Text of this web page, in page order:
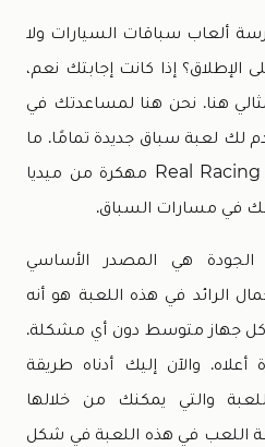
ألعاب سباقات السيارات ولا
إذا كانت إجابتك نعم،
هنا. نحن هنا لمساعدتك في
لك لعبة سباق جديدة تمامًا. ما
عليك سوى تحميل لعبة Real Racing 3 مهكرة من ميديا
في مسارات السباق.
الجودة هي المصدر الأساسي
الرائد في هذه اللعبة هو أنه
جهاز متوسط ​​دون أي مشكلة.
والآن إليك أدناه طريقة
والتي يمكنك من خلالها
اللعب في هذه اللعبة في شكل